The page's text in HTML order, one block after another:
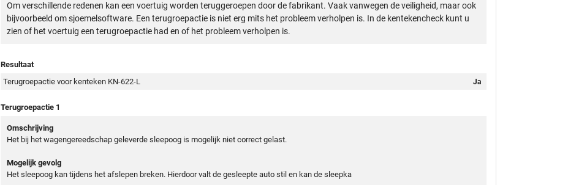
Om verschillende redenen kan een voertuig worden teruggeroepen door de fabrikant. Vaak vanwegen de veiligheid, maar ook
bijvoorbeeld om sjoemelsoftware. Een terugroepactie is niet erg mits het probleem verholpen is. In de kentekencheck kunt u
zien of het voertuig een terugroepactie had en of het probleem verholpen is.
Resultaat
Terugroepactie voor kenteken KN-622-L
Ja
Terugroepactie 1
Omschrijving
Het bij het wagengereedschap geleverde sleepoog is mogelijk niet correct gelast.
Mogelijk gevolg
Het sleepoog kan tijdens het afslepen breken. Hierdoor valt de gesleepte auto stil en kan de sleepka